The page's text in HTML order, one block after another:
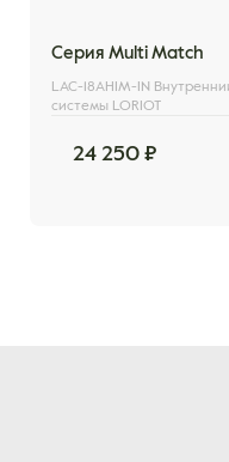
Серия Multi Match
LAC-18AHIM-IN
системы LORIOT
24 250 ₽